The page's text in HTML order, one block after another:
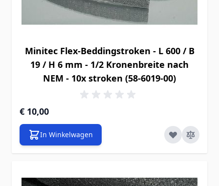
Minitec Flex-Beddingstroken - L 600 / B
19 / H 6 mm - 1/2 Kronenbreite nach
NEM - 10x stroken (58-6019-00)
€ 10,00
In Winkelwagen